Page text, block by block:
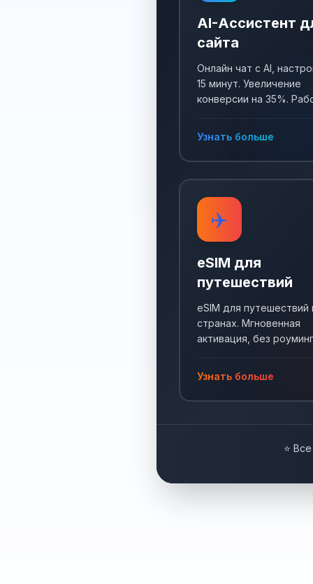
AI-Ассистент
сайта
Онлайн чат с AI,
15 минут. Увеличение
конверсии на 35%.
Узнать больше
✈️
eSIM для
путешествий
eSIM для путешествий
странах. Мгновенная
активация, без
Узнать больше
⭐